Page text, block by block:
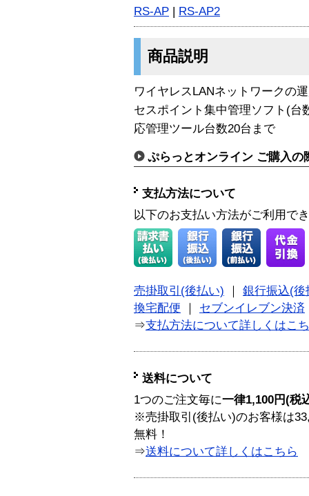
RS-AP | RS-AP2
商品説明
ワイヤレスLANネットワークの
セスポイント集中管理ソフト(
応管理ツール台数20台まで
ぷらっとオンライン ご購入の
支払方法について
以下のお支払い方法がご利用で
売掛取引(後払い)
銀行振込(後
換宅配便
セブンイレブン決済
⇒支払方法について詳しくはこ
送料について
1つのご注文毎に一律1,100円(税
※売掛取引(後払い)のお客様は
無料！
⇒送料について詳しくはこちら